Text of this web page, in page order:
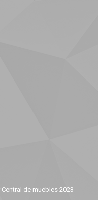
de muebles 2023